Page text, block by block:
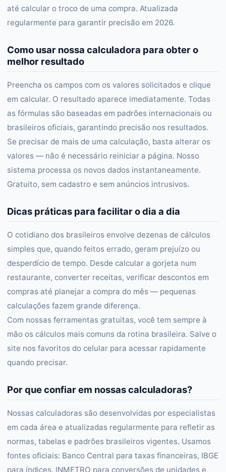
até calcular o troco de uma compra. Atualizada
regularmente para garantir precisão em 2026.
Como usar nossa calculadora para obter o
melhor resultado
Preencha os campos com os valores solicitados e clique
em calcular. O resultado aparece imediatamente. Todas
as fórmulas são baseadas em padrões internacionais ou
brasileiros oficiais, garantindo precisão nos resultados.
Se precisar de mais de uma calculação, basta alterar os
valores — não é necessário reiniciar a página. Nosso
sistema processa os novos dados instantaneamente.
Gratuito, sem cadastro e sem anúncios intrusivos.
Dicas práticas para facilitar o dia a dia
O cotidiano dos brasileiros envolve dezenas de cálculos
simples que, quando feitos errado, geram prejuízo ou
desperdício de tempo. Desde calcular a gorjeta num
restaurante, converter receitas, verificar descontos em
compras até planejar a compra do mês — pequenas
calculações fazem grande diferença.
Com nossas ferramentas gratuitas, você tem sempre à
mão os cálculos mais comuns da rotina brasileira. Salve o
site nos favoritos do celular para acessar rapidamente
quando precisar.
Por que confiar em nossas calculadoras?
Nossas calculadoras são desenvolvidas por especialistas
em cada área e atualizadas regularmente para refletir as
normas, tabelas e padrões brasileiros vigentes. Usamos
fontes oficiais: Banco Central para taxas financeiras, IBGE
para índices, INMETRO para conversões de unidades e